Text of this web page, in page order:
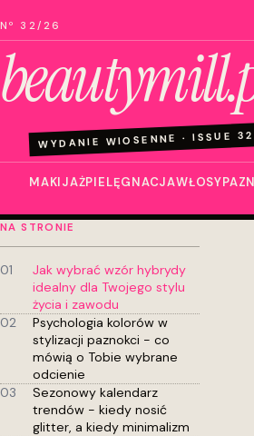
Nº 32/26
WYDANIE WIOSENNE · ISSUE
MAKIJAŻPIELĘGNACJAWŁOSY
NA STRONIE
01
Jak wybrać wzór hybrydy
idealny dla Twojego stylu
życia i zawodu
02
Psychologia kolorów w
stylizacji paznokci - co
mówią o Tobie wybrane
odcienie
03
Sezonowy kalendarz
trendów - kiedy nosić
glitter, a kiedy minimalizm